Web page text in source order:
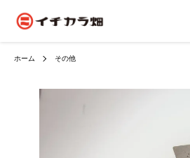
ホーム その他